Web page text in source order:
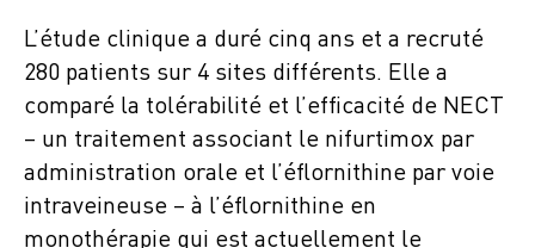
L’étude clinique a duré cinq ans et a recruté
280 patients sur 4 sites différents. Elle a
comparé la tolérabilité et l’efficacité de NECT
– un traitement associant le nifurtimox par
administration orale et l’éflornithine par voie
intraveineuse – à l’éflornithine en
monothérapie qui est actuellement le